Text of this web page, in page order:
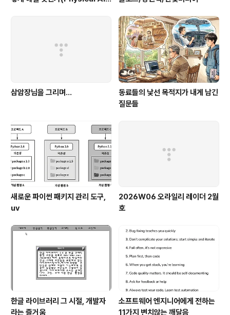
삼암장님을 그리며...
동료들의 낯선 목적지가 내게 남긴
질문들
새로운 파이썬 패키지 관리 도구,
uv
2026W06 오라일리 레이더 2월
호
한글 라이브러리 그 시절, 개발자
라는 즐거움
소프트웨어 엔지니어에게 전하는
11가지 변치않는 깨달음